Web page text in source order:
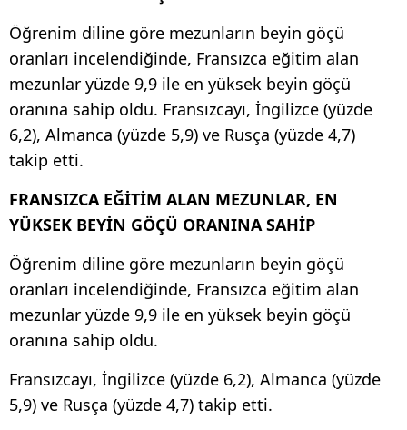
Öğrenim diline göre mezunların beyin göçü
oranları incelendiğinde, Fransızca eğitim alan
mezunlar yüzde 9,9 ile en yüksek beyin göçü
oranına sahip oldu. Fransızcayı, İngilizce (yüzde
6,2), Almanca (yüzde 5,9) ve Rusça (yüzde 4,7)
takip etti.
FRANSIZCA EĞİTİM ALAN MEZUNLAR, EN
YÜKSEK BEYİN GÖÇÜ ORANINA SAHİP
Öğrenim diline göre mezunların beyin göçü
oranları incelendiğinde, Fransızca eğitim alan
mezunlar yüzde 9,9 ile en yüksek beyin göçü
oranına sahip oldu.
Fransızcayı, İngilizce (yüzde 6,2), Almanca (yüzde
5,9) ve Rusça (yüzde 4,7) takip etti.